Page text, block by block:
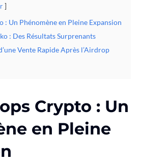
: Un Phénomène en Pleine Expansion
: Des Résultats Surprenants
Vente Rapide Après l’Airdrop
Crypto : Un
en Pleine